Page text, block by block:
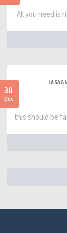
All you need is
30
Dec
this should be